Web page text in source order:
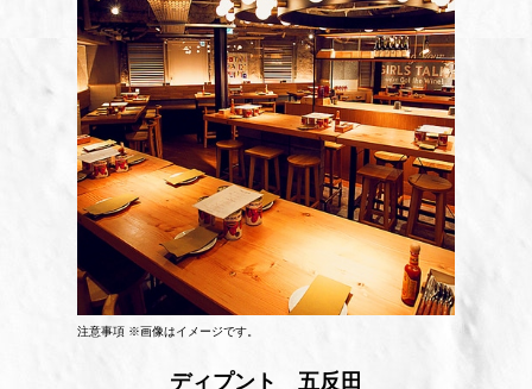
注意事項 ※画像はイメージです。
ディプント 五反田